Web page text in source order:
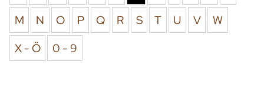
M
N O P Q R S T U V
W
X - Ö
0 - 9